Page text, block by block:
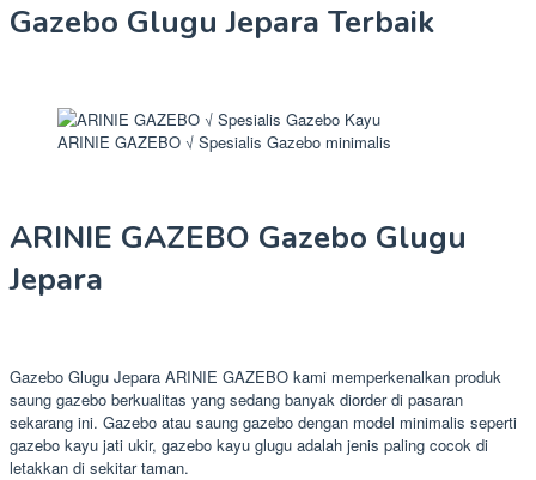
Gazebo Glugu Jepara Terbaik
ARINIE GAZEBO √ Spesialis Gazebo minimalis
ARINIE GAZEBO Gazebo Glugu
Jepara
Gazebo Glugu Jepara ARINIE GAZEBO kami memperkenalkan produk
saung gazebo berkualitas yang sedang banyak diorder di pasaran
sekarang ini. Gazebo atau saung gazebo dengan model minimalis seperti
gazebo kayu jati ukir, gazebo kayu glugu adalah jenis paling cocok di
letakkan di sekitar taman.